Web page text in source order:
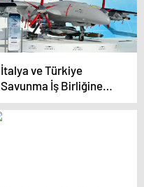
İtalya ve Türkiye
Savunma İş Birliğine
Gidiyor